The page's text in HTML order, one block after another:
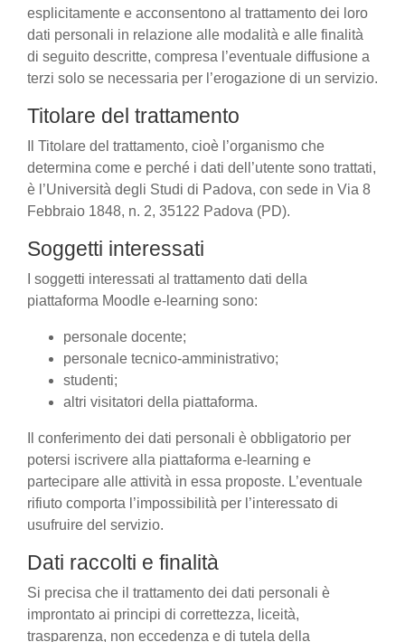
esplicitamente e acconsentono al trattamento dei loro
dati personali in relazione alle modalità e alle finalità
di seguito descritte, compresa l’eventuale diffusione a
terzi solo se necessaria per l’erogazione di un servizio.
Titolare del trattamento
Il Titolare del trattamento, cioè l’organismo che
determina come e perché i dati dell’utente sono trattati,
è l’Università degli Studi di Padova, con sede in Via 8
Febbraio 1848, n. 2, 35122 Padova (PD).
Soggetti interessati
I soggetti interessati al trattamento dati della
piattaforma Moodle e-learning sono:
personale docente;
personale tecnico-amministrativo;
studenti;
altri visitatori della piattaforma.
Il conferimento dei dati personali è obbligatorio per
potersi iscrivere alla piattaforma e-learning e
partecipare alle attività in essa proposte. L’eventuale
rifiuto comporta l’impossibilità per l’interessato di
usufruire del servizio.
Dati raccolti e finalità
Si precisa che il trattamento dei dati personali è
improntato ai principi di correttezza, liceità,
trasparenza, non eccedenza e di tutela della